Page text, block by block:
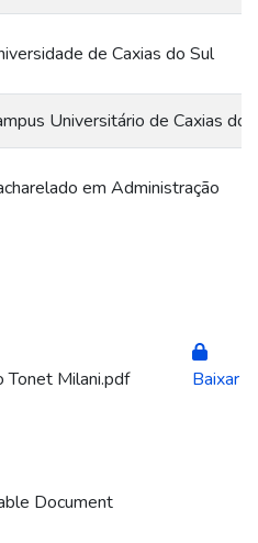
de Caxias do Sul
Universitário de Caxias do
em Administração
Tonet Milani.pdf
Document
Baixar